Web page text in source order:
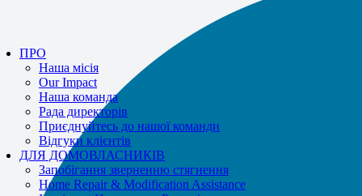
877-894-4663.
ПРО
Наша місія
Our Impact
Наша команда
Рада директорів
Приєднуйтесь до нашої команди
Відгуки клієнтів
ДЛЯ ДОМОВЛАСНИКІВ
Запобігання зверненню стягнення
Home Repair & Modification Assistance